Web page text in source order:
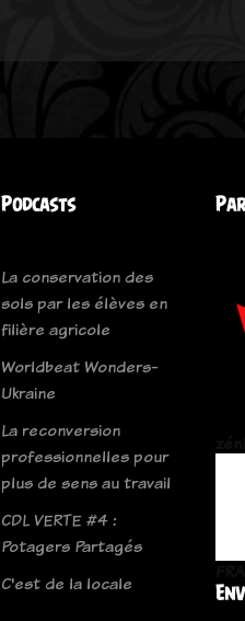
Podcasts
La conservation des
sols par les élèves en
filière agricole
Worldbeat Wonders-
Ukraine
La reconversion
professionnelles pour
plus de sens au travail
CDL VERTE #4 :
Potagers Partagés
C'est de la locale